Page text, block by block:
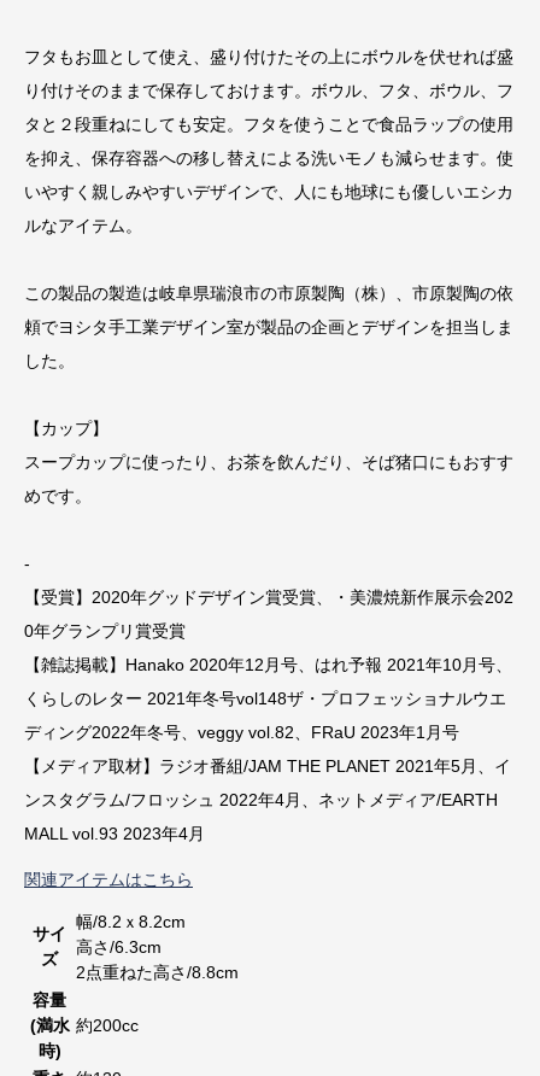
フタもお皿として使え、盛り付けたその上にボウルを伏せれば盛
り付けそのままで保存しておけます。ボウル、フタ、ボウル、フ
タと２段重ねにしても安定。フタを使うことで食品ラップの使用
を抑え、保存容器への移し替えによる洗いモノも減らせます。使
いやすく親しみやすいデザインで、人にも地球にも優しいエシカ
ルなアイテム。
この製品の製造は岐阜県瑞浪市の市原製陶（株）、市原製陶の依
頼でヨシタ手工業デザイン室が製品の企画とデザインを担当しま
した。
【カップ】
スープカップに使ったり、お茶を飲んだり、そば猪口にもおすす
めです。
-
【受賞】2020年グッドデザイン賞受賞、・美濃焼新作展示会202
0年グランプリ賞受賞
【雑誌掲載】Hanako 2020年12月号、はれ予報 2021年10月号、
くらしのレター 2021年冬号vol148ザ・プロフェッショナルウエ
ディング2022年冬号、veggy vol.82、FRaU 2023年1月号
【メディア取材】ラジオ番組/JAM THE PLANET 2021年5月、イ
ンスタグラム/フロッシュ 2022年4月、ネットメディア/EARTH
MALL vol.93 2023年4月
関連アイテムはこちら
サイ
ズ
幅/8.2ｘ8.2cm
高さ/6.3cm
2点重ねた高さ/8.8cm
容量
(満水
時)
約200cc